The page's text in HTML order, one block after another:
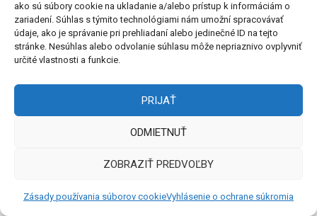
ako sú súbory cookie na ukladanie a/alebo prístup k informáciám o
zariadení. Súhlas s týmito technológiami nám umožní spracovávať
údaje, ako je správanie pri prehliadaní alebo jedinečné ID na tejto
stránke. Nesúhlas alebo odvolanie súhlasu môže nepriaznivo ovplyvniť
určité vlastnosti a funkcie.
PRIJAŤ
ODMIETNUŤ
ZOBRAZIŤ PREDVOĽBY
Zásady používania súborov cookieVyhlásenie o ochrane súkromia
Všetky práva vyhradené © 2018 - 2026 Fidlikanti. Web od
Môlča records s.r.o.